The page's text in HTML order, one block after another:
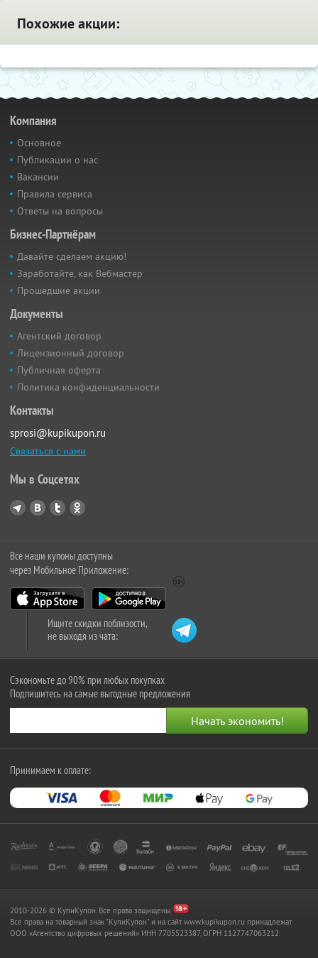
Похожие акции:
Компания
Основное
Публикации о нас
Вакансии
Правила сервиса
Ответы на вопросы
Бизнес-Партнёрам
Давайте сделаем акцию!
Заработайте, как Вебмастер
Прошедшие акции
Документы
Агентский договор
Лицензионный договор
Публичная оферта
Политика конфиденциальности
Контакты
sprosi@kupikupon.ru
Связаться с нами
Мы в Соцсетях
Все наши купоны доступны
через Мобильное Приложение:
Ищите скидки поблизости,
не выходя из чата:
Сэкономьте до 90% при любых покупках
Подпишитесь на самые выгодные предложения
Принимаем к оплате:
2010-2026 © КупиКупон. Все права защищены.
Все права на товарный знак "КупиКупон" и на сайт www.kupikupon.ru принадлежат
OOO «Агентство цифровых решений» ИНН 7705523387, ОГРН 1127747063212